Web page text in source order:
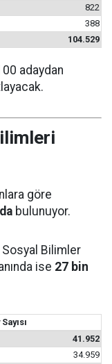
822
388
104.529
adaydan
göre
bulunuyor.
Sosyal Bilimler
ise 27 bin
41.952
34.959